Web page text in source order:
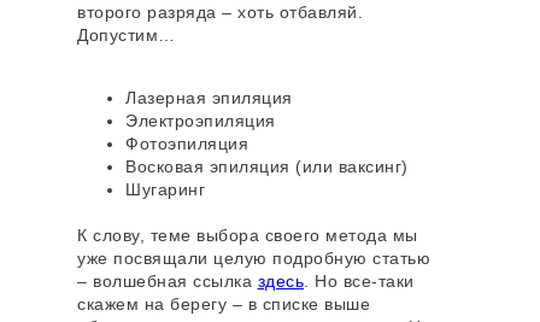
второго разряда – хоть отбавляй.
Допустим…
Лазерная эпиляция
Электроэпиляция
Фотоэпиляция
Восковая эпиляция (или ваксинг)
Шугаринг
К слову, теме выбора своего метода мы
уже посвящали целую подробную статью
– волшебная ссылка здесь . Но все-таки
скажем на берегу – в списке выше